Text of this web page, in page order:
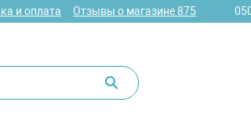
и оплата Отзывы о магазине875